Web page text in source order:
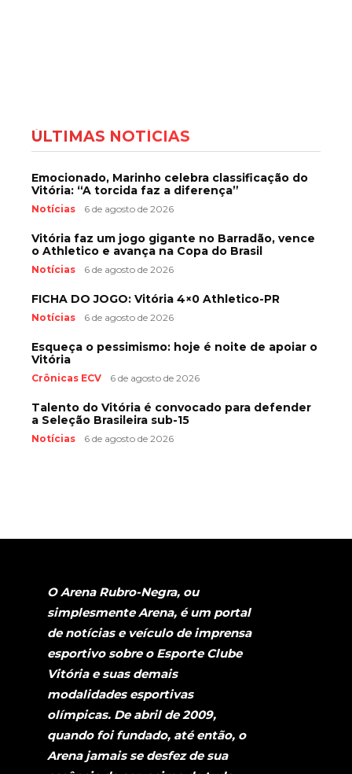
ÚLTIMAS NOTÍCIAS
Emocionado, Marinho celebra classificação do
Vitória: “A torcida faz a diferença”
Notícias 6 de agosto de 2026
Vitória faz um jogo gigante no Barradão, vence
o Athletico e avança na Copa do Brasil
Notícias 6 de agosto de 2026
FICHA DO JOGO: Vitória 4×0 Athletico-PR
Notícias 6 de agosto de 2026
Esqueça o pessimismo: hoje é noite de apoiar o
Vitória
Crônicas ECV 6 de agosto de 2026
Talento do Vitória é convocado para defender
a Seleção Brasileira sub-15
Notícias 6 de agosto de 2026
O Arena Rubro-Negra, ou
simplesmente Arena, é um portal
de notícias e veículo de imprensa
esportivo sobre o Esporte Clube
Vitória e suas demais
modalidades esportivas
olímpicas. De abril de 2009,
quando foi fundado, até então, o
Arena jamais se desfez de sua